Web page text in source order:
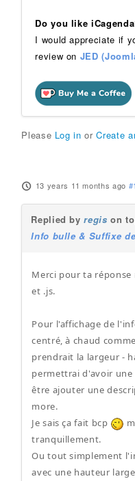
Do you like
I would appreciate if
review on JED
Please Log in orCreate
13 years 11 months ago
Replied byregis on
Info bulle & Suffixe
Merci pour ta
et .js.
Pour l'affichage de
centré, à chaud
prendrait la largeur -
permettrai d'avoir
être ajouter une
more.
Je sais ça fait bcp
tranquillement.
Ou tout simplement
avec une hauteur